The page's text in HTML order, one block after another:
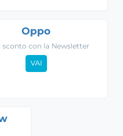
Oppo
sconto con la Newsletter
VAI